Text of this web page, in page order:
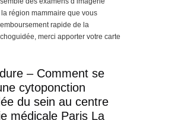
région mammaire que vous
rapide de la
merci apporter votre carte
– Comment se
cytoponction
du sein au centre
médicale Paris La